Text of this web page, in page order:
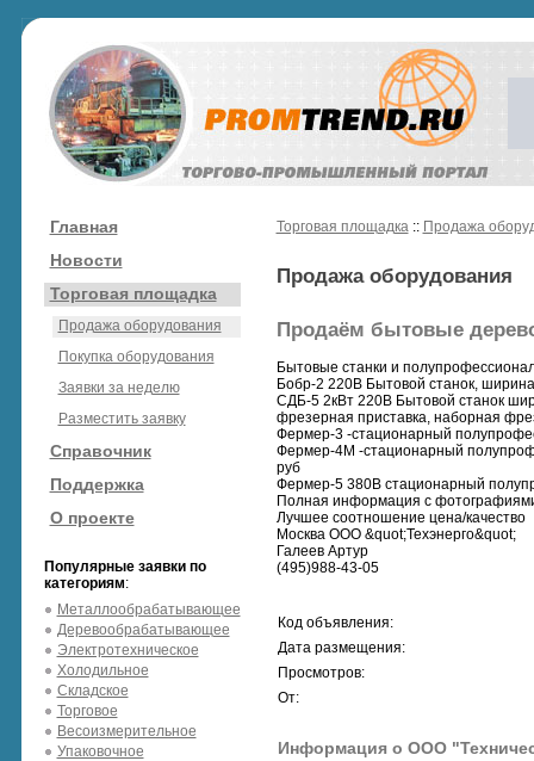
Главная
Новости
Торговая площадка
Продажа оборудования
Покупка оборудования
Заявки за неделю
Разместить заявку
Справочник
Поддержка
О проекте
Популярные заявки по
категориям:
Металлообрабатывающее
Деревообрабатывающее
Электротехническое
Холодильное
Складское
Торговое
Весоизмерительное
Упаковочное
Торговая площадка:: Продажа
Продажа оборудования
Продаём бытовые
Бытовые станки и
Бобр-2 220В Бытовой станок,
СДБ-5 2кВт 220В Бытовой станок
фрезерная приставка, наборная
Фермер-3 -стационарный
Фермер-4М -стационарный
руб
Фермер-5 380В стационарный
Полная информация c
Лучшее соотношение цена/качество
Москва ООО &quot;Техэнерго&quot;
Галеев Артур
(495)988-43-05
Код объявления:
Дата размещения:
Просмотров:
От:
Информация о ООО